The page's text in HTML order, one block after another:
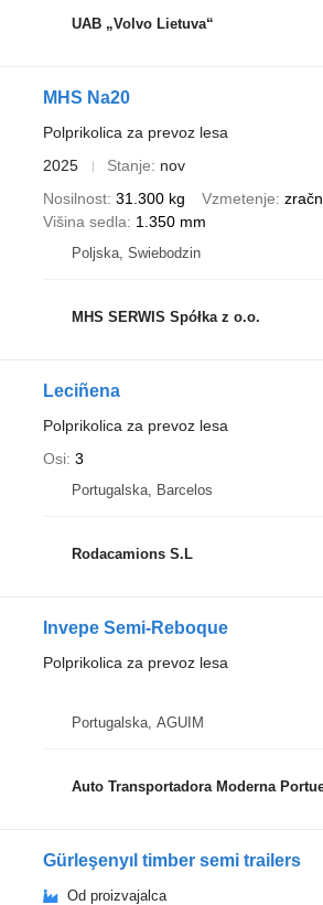
UAB „Volvo Lietuva“
MHS Na20
Polprikolica za prevoz lesa
2025
Stanje
nov
Nosilnost 31.300 kg Vzmetenje
Višina sedla
1.350 mm
Poljska, Swiebodzin
MHS SERWIS Spółka z o.o.
Leciñena
Polprikolica za prevoz lesa
Osi 3
Portugalska, Barcelos
Rodacamions S.L
Invepe Semi-Reboque
Polprikolica za prevoz lesa
Portugalska, AGUIM
Auto Transportadora Moderna
Gürleşenyıl timber semi trailers
Od proizvajalca